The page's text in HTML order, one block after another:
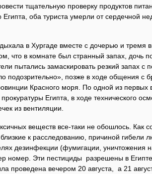
тщательную проверку продуктов
оба туриста умерли от сердечной
в Хургаде вместе с дочерью и тремя
что в комнате был странный запах, дочь
пытались замаскировать резкий
подозрительно», позже в ходе общения с
Красного моря. По одной из первых
Египта, в ходе технического
из вентиляции.
веществ все-таки не обошлось.
близкие к расследованию, причиной гибели
дезинфекции (фумигации, уничтожения
номер. Эти пестициды разрешены в
проведена вечером 20 августа, а 21